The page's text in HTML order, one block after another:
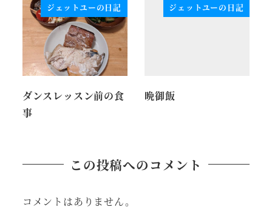
ジェットユーの日記
ダンスレッスン前の食
事
ジェットユーの日記
晩御飯
この投稿へのコメント
コメントはありません。